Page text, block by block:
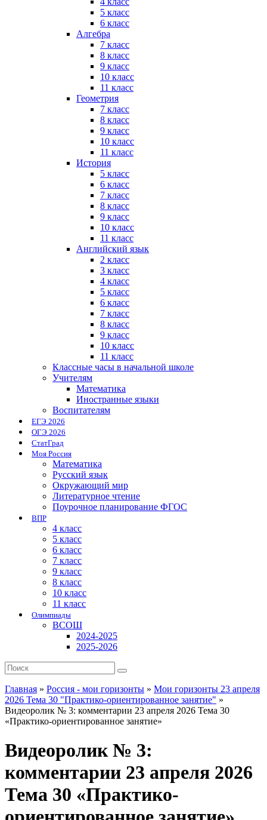
5 класс
6 класс
Алгебра
7 класс
8 класс
9 класс
10 класс
11 класс
Геометрия
7 класс
8 класс
9 класс
10 класс
11 класс
История
5 класс
6 класс
7 класс
8 класс
9 класс
10 класс
11 класс
Английский язык
2 класс
3 класс
4 класс
5 класс
6 класс
7 класс
8 класс
9 класс
10 класс
11 класс
Классные часы в начальной школе
Учителям
Математика
Иностранные языки
Воспитателям
ЕГЭ 2026
ОГЭ 2026
СтатГрад
Моя Россия
Математика
Русский язык
Окружающий мир
Литературное чтение
Поурочное планирование ФГОС
ВПР
4 класс
5 класс
6 класс
7 класс
9 класс
8 класс
10 класс
11 класс
Олимпиады
ВСОШ
2024-2025
2025-2026
Главная » Россия - мои горизонты » Мои горизонты 23 апреля
2026 Тема 30 "Практико-ориентированное занятие" »
Видеоролик № 3: комментарии 23 апреля 2026 Тема 30
«Практико-ориентированное занятие»
Видеоролик № 3:
комментарии 23 апреля 2026
Тема 30 «Практико-